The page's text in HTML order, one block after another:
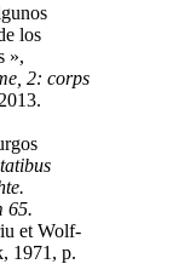
los
»,
2: corps
65.
et Wolf-
1971, p.